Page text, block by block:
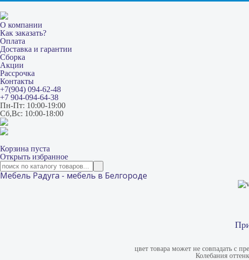
О компании
Как заказать?
Оплата
Доставка и гарантии
Сборка
Акции
Рассрочка
Контакты
+7(904) 094-62-48
+7 904-094-64-38
Пн-Пт: 10:00-19:00
Сб,Вс: 10:00-18:00
Корзина пуста
Открыть избранное
Мебель Радуга - мебель в Белгороде
цвет товара может не совпадать с
Колебания